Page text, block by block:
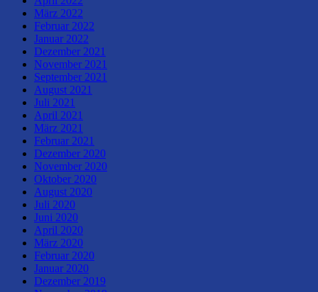
März 2022
Februar 2022
Januar 2022
Dezember 2021
November 2021
September 2021
August 2021
Juli 2021
April 2021
März 2021
Februar 2021
Dezember 2020
November 2020
Oktober 2020
August 2020
Juli 2020
Juni 2020
April 2020
März 2020
Februar 2020
Januar 2020
Dezember 2019